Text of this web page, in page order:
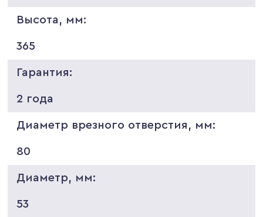
Высота, мм:
365
Гарантия:
2 года
Диаметр врезного отверстия, мм:
80
Диаметр, мм:
53